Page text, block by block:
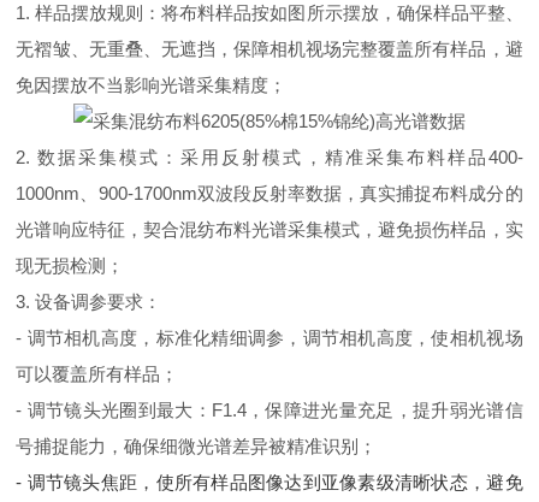
1. 样品摆放规则：将布料样品按如图所示摆放，确保样品平整、
无褶皱、无重叠、无遮挡，保障相机视场完整覆盖所有样品，避
免因摆放不当影响光谱采集精度；
2. 数据采集模式：采用反射模式，精准采集布料样品400-
1000nm、900-1700nm双波段反射率数据，真实捕捉布料成分的
光谱响应特征，契合混纺布料光谱采集模式，避免损伤样品，实
现无损检测；
3. 设备调参要求：
- 调节相机高度，标准化精细调参，调节相机高度，使相机视场
可以覆盖所有样品；
- 调节镜头光圈到最大：F1.4，保障进光量充足，提升弱光谱信
号捕捉能力，确保细微光谱差异被精准识别；
- 调节镜头焦距，使所有样品图像达到亚像素级清晰状态，避免